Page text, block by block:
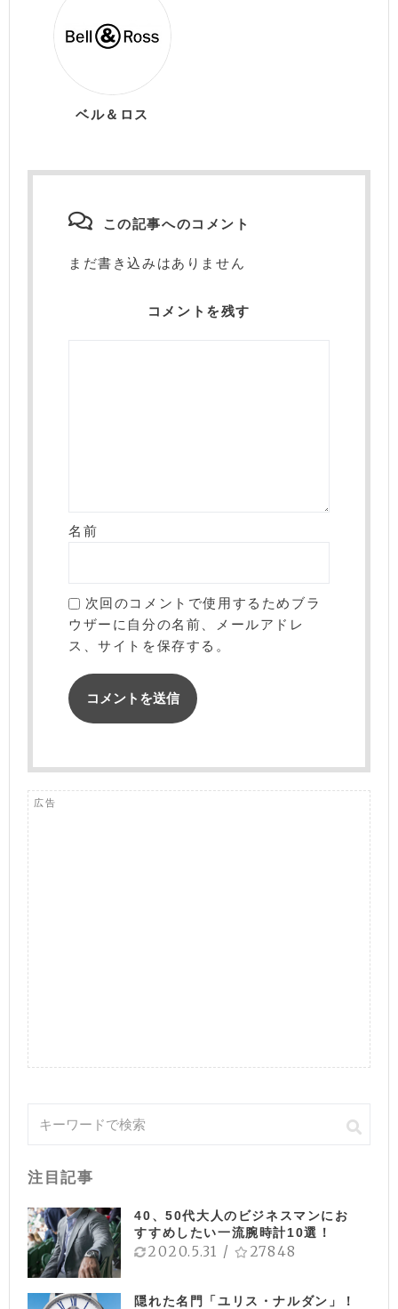
ベル＆ロス
この記事へのコメント
まだ書き込みはありません
コメントを残す
名前
次回のコメントで使用するためブラ
ウザーに自分の名前、メールアドレ
ス、サイトを保存する。
広告
注目記事
40、50代大人のビジネスマンにお
すすめしたい一流腕時計10選！
2020.5.31 / 27848
隠れた名門「ユリス・ナルダン」！